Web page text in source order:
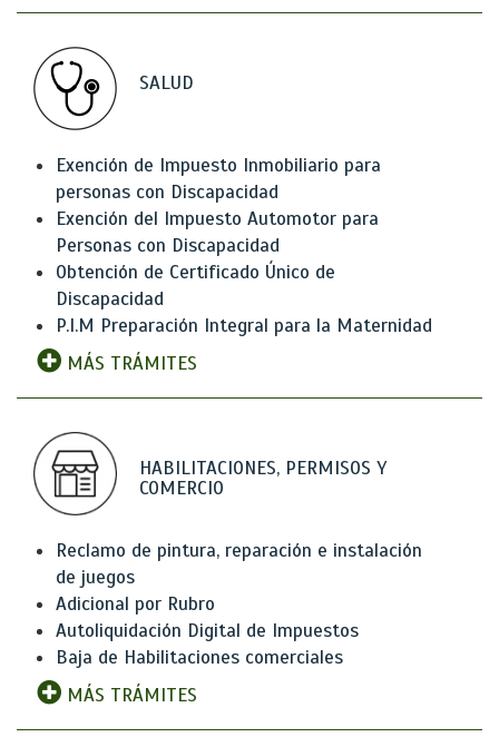
SALUD
Exención de Impuesto Inmobiliario para
personas con Discapacidad
Exención del Impuesto Automotor para
Personas con Discapacidad
Obtención de Certificado Único de
Discapacidad
P.I.M Preparación Integral para la Maternidad
MÁS TRÁMITES
HABILITACIONES, PERMISOS Y
COMERCIO
Reclamo de pintura, reparación e instalación
de juegos
Adicional por Rubro
Autoliquidación Digital de Impuestos
Baja de Habilitaciones comerciales
MÁS TRÁMITES